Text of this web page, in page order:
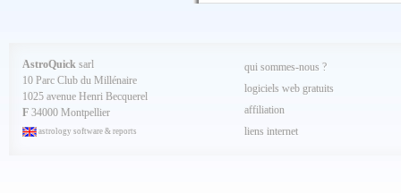
AstroQuick sarl
10 Parc Club du Millénaire
1025 avenue Henri Becquerel
F 34000 Montpellier
astrology software & reports
qui sommes-nous ?
logiciels web gratuits
affiliation
liens internet